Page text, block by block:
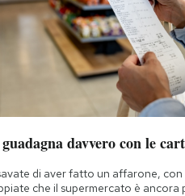
davvero con le
di aver fatto un affarone,
che il supermercato è ancora